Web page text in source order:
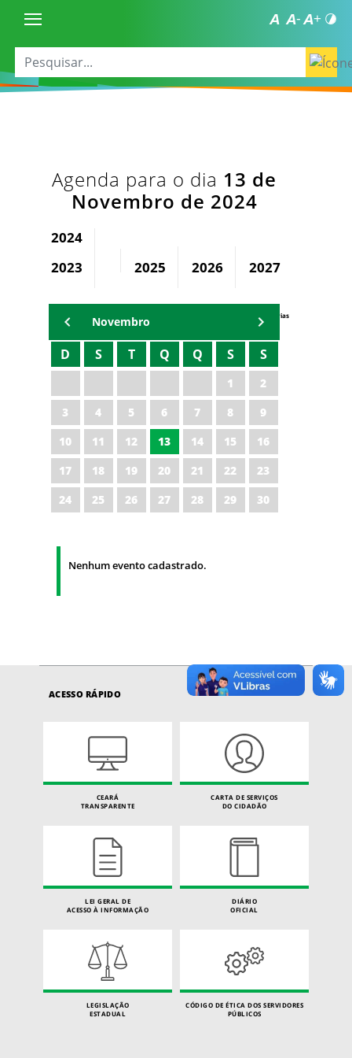
Agenda para o dia 13 de
Novembro de 2024
2024
2023
2025 2026 2027
Agenda Secretárias
Novembro
D S T Q Q S S
1
2
3
4 5 6 7 8
9
10
11 12 13 14 15
16
17
18 19 20 21 22
23
24
25 26 27 28 29 30
Nenhum evento cadastrado.
ACESSO RÁPIDO
CEARÁ
TRANSPARENTE
CARTA DE SERVIÇOS
DO CIDADÃO
LEI GERAL DE
ACESSO À INFORMAÇÃO
DIÁRIO
OFICIAL
LEGISLAÇÃO
ESTADUAL
CÓDIGO DE ÉTICA DOS SERVIDORES
PÚBLICOS